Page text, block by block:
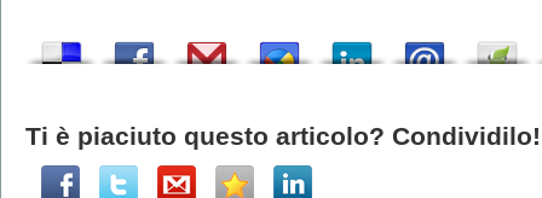
Ti è piaciuto questo articolo? Condividilo!